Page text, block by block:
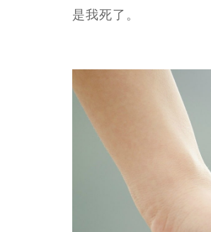
是我死了。